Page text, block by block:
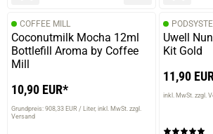
COFFEE MILL
Coconutmilk Mocha 12ml
Bottlefill Aroma by Coffee
Mill
10,90 EUR*
Grundpreis: 908,33 EUR / Liter inkl. MwSt. zzgl.
Versand
Uwell
Kit Gold
11,90
inkl. MwSt. zzgl.